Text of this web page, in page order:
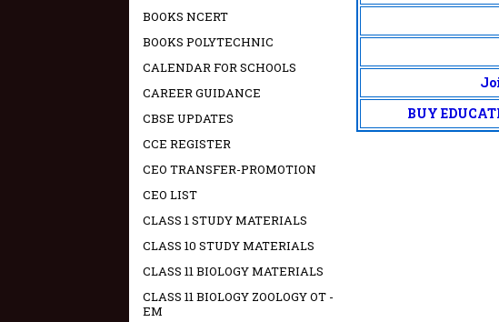
BUY
BOOKS NCERT
BOOKS POLYTECHNIC
CALENDAR FOR SCHOOLS
CAREER GUIDANCE
CBSE UPDATES
CCE REGISTER
CEO TRANSFER-PROMOTION
CEO LIST
CLASS 1 STUDY MATERIALS
CLASS 10 STUDY MATERIALS
CLASS 11 BIOLOGY MATERIALS
CLASS 11 BIOLOGY ZOOLOGY OT -
EM